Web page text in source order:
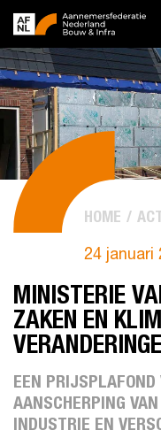
HOME
24 januari
MINISTERIE
ZAKEN EN
EEN
AANSCHERPING
INDUSTRIE EN